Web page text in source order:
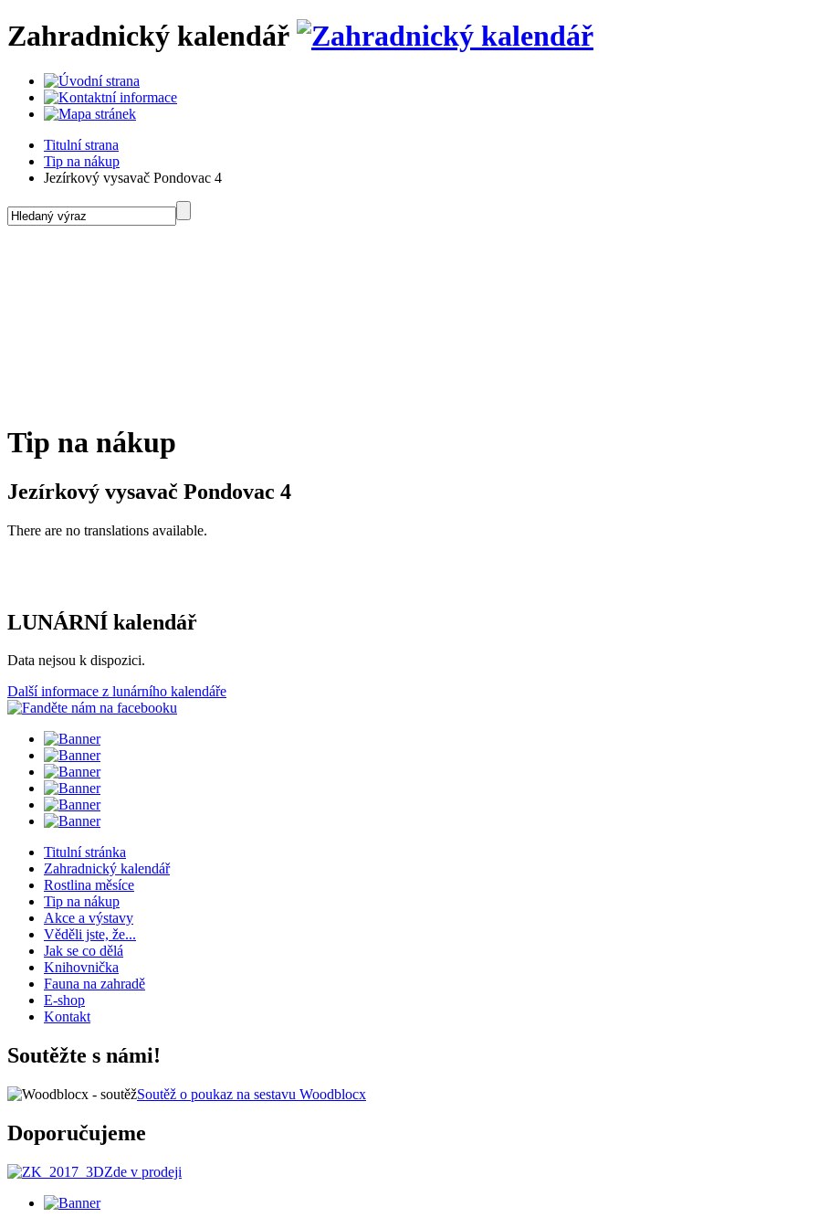
Zahradnický kalendář
Titulní strana
Tip na nákup
Jezírkový vysavač Pondovac 4
Tip na nákup
Jezírkový vysavač Pondovac 4
There are no translations available.
LUNÁRNÍ kalendář
Data nejsou k dispozici.
Další informace z lunárního kalendáře
Titulní stránka
Zahradnický kalendář
Rostlina měsíce
Tip na nákup
Akce a výstavy
Věděli jste, že...
Jak se co dělá
Knihovnička
Fauna na zahradě
E-shop
Kontakt
Soutěžte s námi!
Soutěž o poukaz na sestavu Woodblocx
Doporučujeme
Zde v prodeji